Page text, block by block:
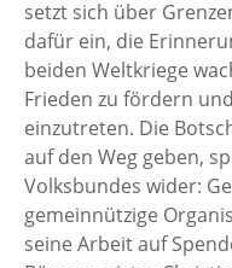
setzt sich über
dafür ein, die
beiden Weltkriege
Frieden zu fördern
einzutreten. Die
auf den Weg geben,
Volksbundes wider:
gemeinnützige
seine Arbeit auf